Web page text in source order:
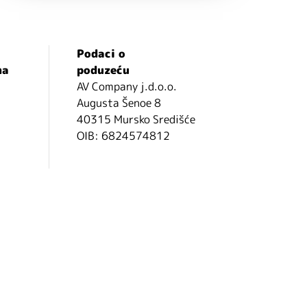
Podaci o
poduzeću
AV Company j.d.o.o.
Augusta Šenoe 8
40315 Mursko Središće
OIB: 6824574812